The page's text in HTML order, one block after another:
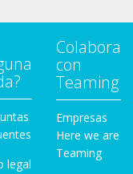
legal
Colabora
con
Teaming
Empresas
Here we are
Teaming